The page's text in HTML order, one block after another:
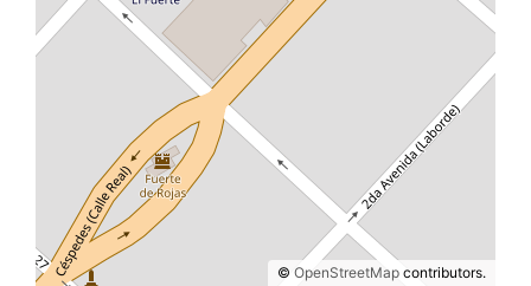
© OpenStreetMap contributors.